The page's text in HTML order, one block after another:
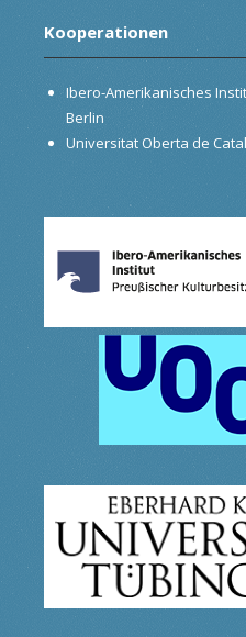
Kooperationen
Ibero-Amerikanisches
Berlin
Universitat Oberta de